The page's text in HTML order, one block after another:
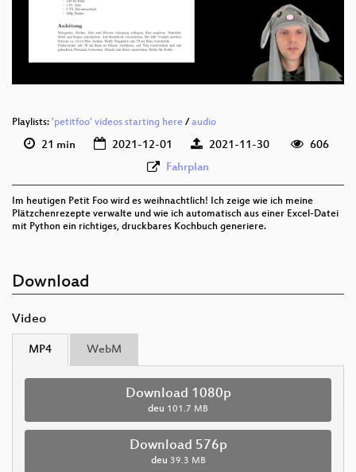
deu 576p (mp4)
deu 576p (webm)
Playlists: 'petitfoo' videos starting here / audio
21 min 2021-12-01 2021-11-30
606
Fahrplan
Im heutigen Petit Foo wird es weihnachtlich! Ich zeige wie ich meine
Plätzchenrezepte verwalte und wie ich automatisch aus einer Excel-Datei
mit Python ein richtiges, druckbares Kochbuch generiere.
Download
Video
MP4 WebM
Download 1080p
deu 101.7 MB
Download 576p
deu 39.3 MB